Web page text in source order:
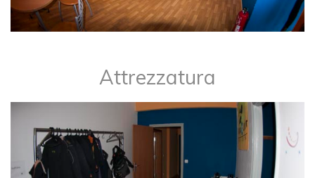
Attrezzatura